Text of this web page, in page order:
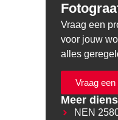
Vraag een
voor jouw
alles
Vraag
Meer
NEN